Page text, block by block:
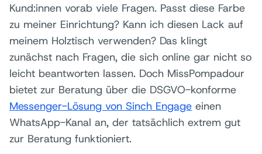
Kund:innen vorab viele Fragen. Passt diese Farbe
zu meiner Einrichtung? Kann ich diesen Lack auf
meinem Holztisch verwenden? Das klingt
zunächst nach Fragen, die sich online gar nicht so
leicht beantworten lassen. Doch MissPompadour
bietet zur Beratung über die DSGVO-konforme
Messenger-Lösung von Sinch Engage einen
WhatsApp-Kanal an, der tatsächlich extrem gut
zur Beratung funktioniert.